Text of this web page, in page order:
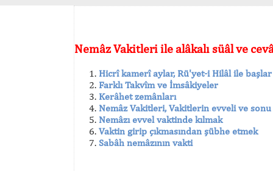
Nemâz Vakitleri ile alâkalı süâl ve
Hicrî kamerî aylar, Rü'yet-i Hilâl ile başlar
Farklı Takvîm ve İmsâkiyeler
Kerâhet zemânları
Nemâz Vakitleri, Vakitlerin evveli ve sonu
Nemâzı evvel vaktinde kılmak
Vaktin girip çıkmasından şübhe etmek
Sabâh nemâzının vakti